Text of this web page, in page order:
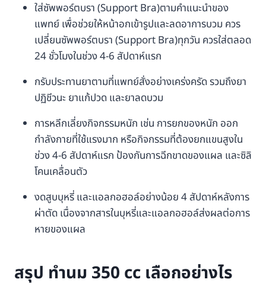
ใส่ซัพพอร์ตบรา (Support Bra)ตามคำแนะนำของ
แพทย์ เพื่อช่วยให้หน้าอกเข้ารูปและลดอาการบวม ควร
เปลี่ยนซัพพอร์ตบรา (Support Bra)ทุกวัน ควรใส่ตลอด
24 ชั่วโมงในช่วง 4-6 สัปดาห์แรก
กรับประทานยาตามที่แพทย์สั่งอย่างเคร่งครัด รวมถึงยา
ปฏิชีวนะ ยาแก้ปวด และยาลดบวม
การหลีกเลี่ยงกิจกรรมหนัก เช่น การยกของหนัก ออก
กำลังกายที่ใช้แรงมาก หรือกิจกรรมที่ต้องยกแขนสูงใน
ช่วง 4-6 สัปดาห์แรก ป้องกันการฉีกขาดของแผล และซิลิ
โคนเคลื่อนตัว
งดสูบบุหรี่ และแอลกอฮอล์อย่างน้อย 4 สัปดาห์หลังการ
ผ่าตัด เนื่องจากสารในบุหรี่และแอลกอฮอล์ส่งผลต่อการ
หายของแผล
สรุป ทำนม 350 cc เลือกอย่างไร